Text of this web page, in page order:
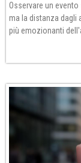
Osservare un
ma la distanza dagli
più emozionanti